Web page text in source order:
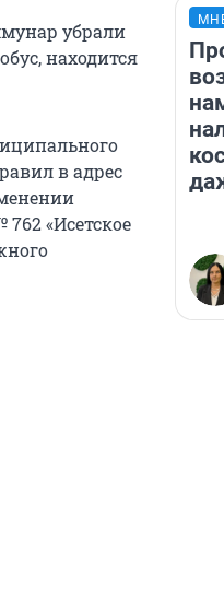
убрали
находится
в адрес
«Исетское